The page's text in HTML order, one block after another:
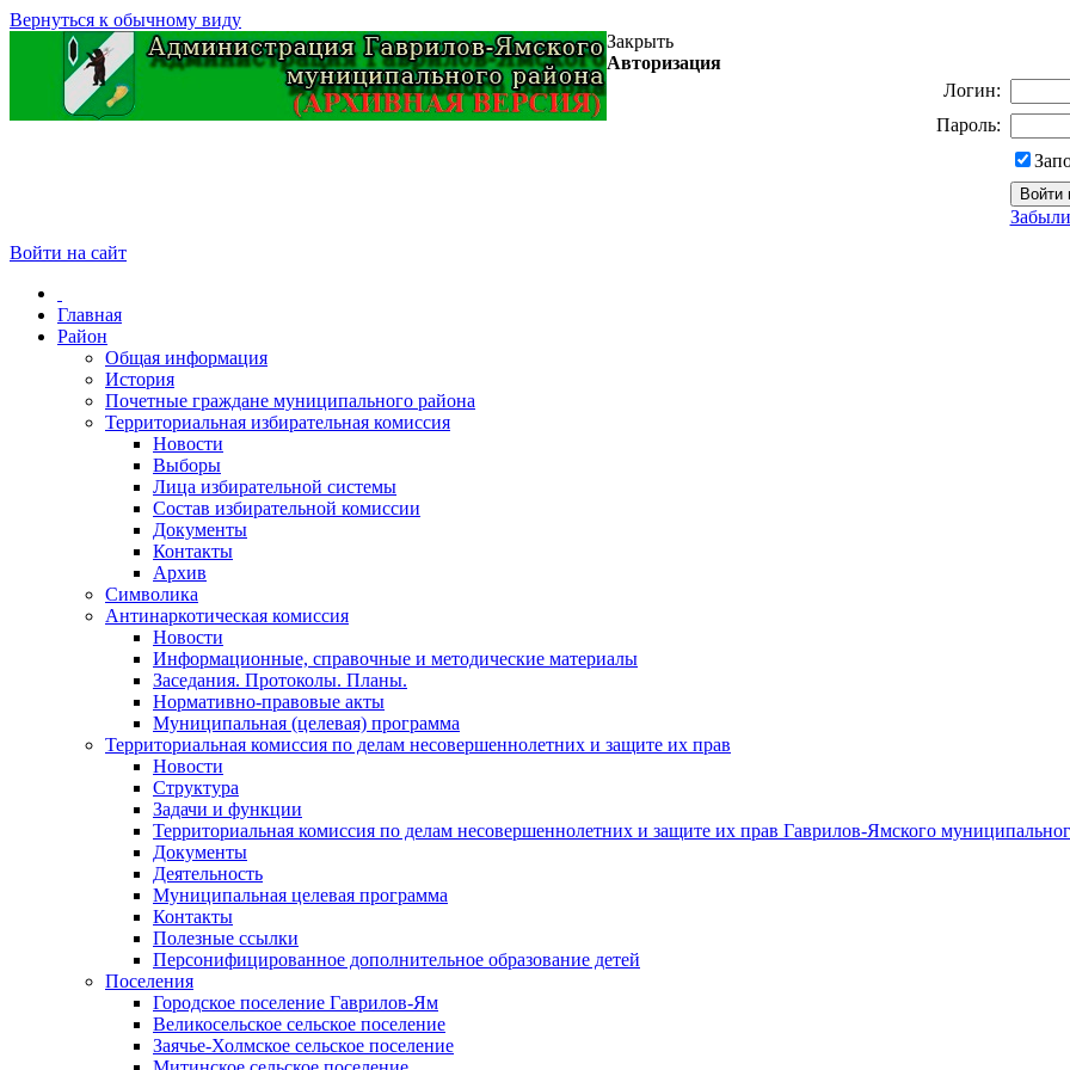
Вернуться к обычному виду
Закрыть
Авторизация
Логин:
Пароль:
Войти на сайт
Главная
Район
Общая информация
История
Почетные граждане муниципального района
Территориальная избирательная комиссия
Новости
Выборы
Лица избирательной системы
Состав избирательной комиссии
Документы
Контакты
Архив
Символика
Антинаркотическая комиссия
Новости
Информационные, справочные и методические материалы
Заседания. Протоколы. Планы.
Нормативно-правовые акты
Муниципальная (целевая) программа
Территориальная комиссия по делам несовершеннолетних и защите их прав
Новости
Структура
Задачи и функции
Территориальная комиссия по делам несовершеннолетних и защите их прав Гаврилов-Ямского
Документы
Деятельность
Муниципальная целевая программа
Контакты
Полезные ссылки
Персонифицированное дополнительное образование детей
Поселения
Городское поселение Гаврилов-Ям
Великосельское сельское поселение
Заячье-Холмское сельское поселение